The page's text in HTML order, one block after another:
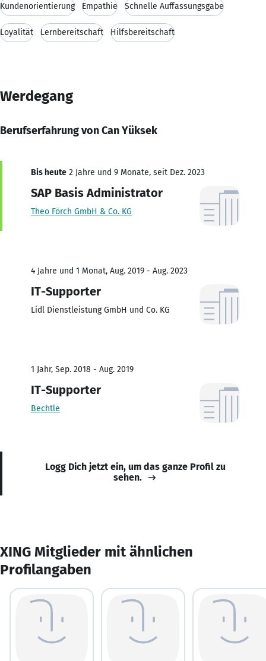
Kundenorientierung Empathie Schnelle Auffassungsgabe
Loyalität Lernbereitschaft Hilfsbereitschaft
Werdegang
Berufserfahrung von Can Yüksek
Bis heute 2 Jahre und 9 Monate, seit Dez. 2023
SAP Basis Administrator
Theo Förch GmbH & Co. KG
4 Jahre und 1 Monat, Aug. 2019 - Aug. 2023
IT-Supporter
Lidl Dienstleistung GmbH und Co. KG
1 Jahr, Sep. 2018 - Aug. 2019
IT-Supporter
Bechtle
Logg Dich jetzt ein, um das ganze Profil zu
sehen.
XING Mitglieder mit ähnlichen
Profilangaben